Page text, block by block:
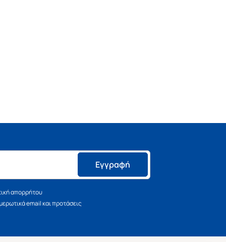
Εγγραφή
απορρήτου
email και προτάσεις